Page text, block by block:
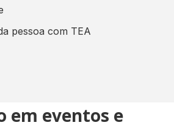
pessoa com TEA
em eventos e